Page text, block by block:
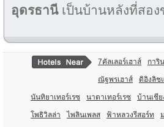
อุดรธานีเป็นบ้านหลังที่สอ
7คัลเลอร์เฮาส์ การิน
ณัฐพรเฮาส์ ดิอิงลิช
นันทิยาเทอร์เรซ นาตาเทอร์เรซ บ้านเชีย
โพธิวิลล่า ไพลินเพลส ฟ้าหลวงรีสอร์ท